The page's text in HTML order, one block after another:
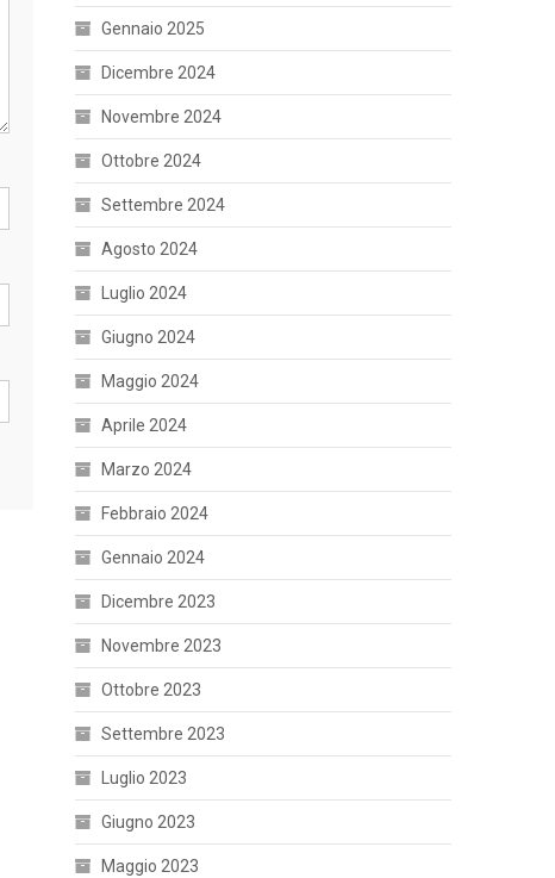
Gennaio 2025
Dicembre 2024
Novembre 2024
Ottobre 2024
Settembre 2024
Agosto 2024
Luglio 2024
Giugno 2024
Maggio 2024
Aprile 2024
Marzo 2024
Febbraio 2024
Gennaio 2024
Dicembre 2023
Novembre 2023
Ottobre 2023
Settembre 2023
Luglio 2023
Giugno 2023
Maggio 2023